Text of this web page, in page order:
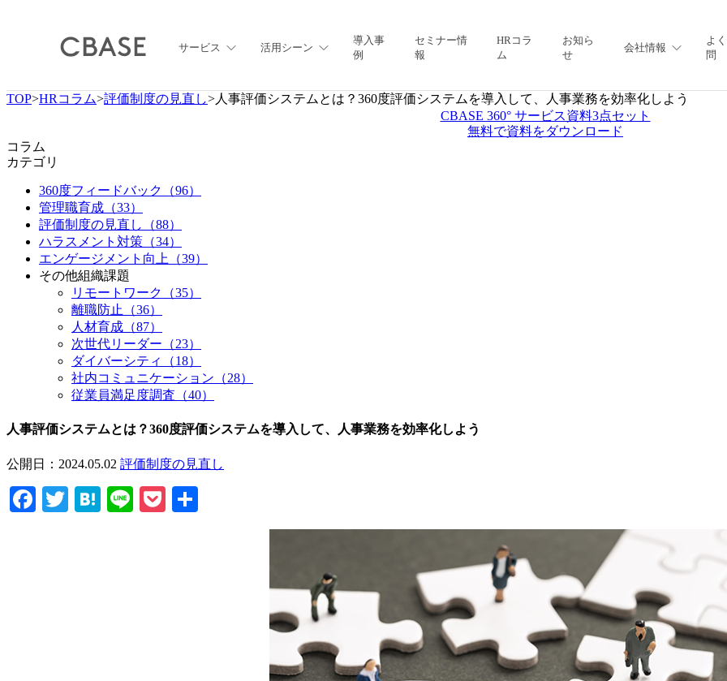
サービス 活用シーン
導入事
例
セミナー情
報
HRコラ
ム
お知ら
せ
会社情報
よ
問
TOP>HRコラム>評価制度の見直し>人事評価システムとは？360度評価システムを導入して、人事業務を効率化しよう
CBASE 360° サービス資料3点セット
無料で資料をダウンロード
コラム
カテゴリ
360度フィードバック
（96）
管理職育成 （33）
評価制度の見直し
（88）
ハラスメント対策 （34）
エンゲージメント向上
（39）
その他組織課題
リモートワーク
（35）
離職防止
（36）
人材育成 （87）
次世代リーダー （23）
ダイバーシティ
（18）
社内コミュニケーション （28）
従業員満足度調査 （40）
人事評価システムとは？360度評価システムを導入して、人事業務を効率化しよう
公開日：2024.05.02 評価制度の見直し
Facebook
TwitterHatena
LinePocket